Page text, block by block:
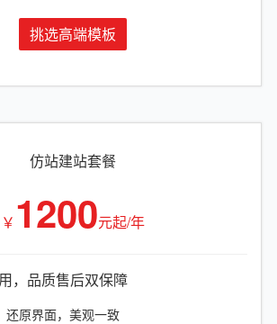
挑选高端模板
仿站建站套餐
￥ 1200元起/年
，品质售后双保障
还原界面，美观一致